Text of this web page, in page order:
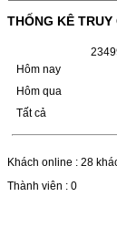
Hộp mực Canon
Canon i-SENSYS…
Giá : 799.000VND
Chọn mua
HỘP MỰC
MÁY IN
M2135DN/
THỐNG KÊ TRUY
2349
Hôm nay
Hôm qua
Tất cả
Khách online : 28
Thành viên : 0